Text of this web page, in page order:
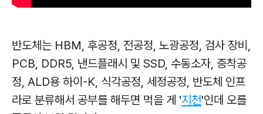
반도체는 HBM, 후공정, 전공정, 노광공정, 검사 장비,
PCB, DDR5, 낸드플래시 및 SSD, 수동소자, 증착공
정, ALD용 하이-K, 식각공정, 세정공정, 반도체 인프
라로 분류해서 공부를 해두면 먹을 게 '지천'인데 오를